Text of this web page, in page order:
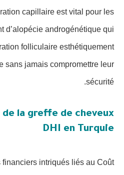
capillaire est vital pour les
d’alopécie androgénétique qui
folliculaire esthétiquement
sans jamais compromettre leur
sécurité.
de la greffe de cheveux
DHI en Turquie
intriqués liés au Coût